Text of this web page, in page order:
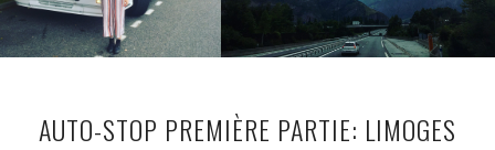
AUTO-STOP PREMIÈRE PARTIE: LIMOGES